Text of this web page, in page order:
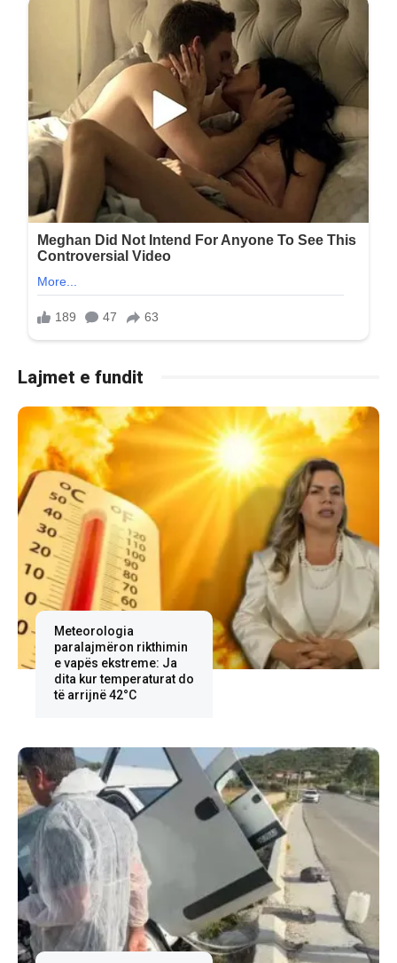
Lajmet e fundit
Meteorologia
paralajmëron rikthimin
e vapës ekstreme: Ja
dita kur temperaturat do
të arrijnë 42°C